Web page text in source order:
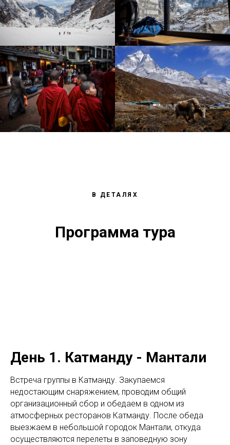
В ДЕТАЛЯХ
Программа тура
День 1. Катманду - Мантали
Встреча группы в Катманду. Закупаемся
недостающим снаряжением, проводим общий
организационный сбор и обедаем в одном из
атмосферных ресторанов Катманду. После обеда
выезжаем в небольшой городок Мантали, откуда
осуществляются перелеты в заповедную зону